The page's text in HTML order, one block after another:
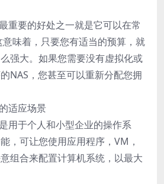
重要的好处之一就是它可以在常
味着，只要您有适当的预算，就
强大。如果您需要没有虚拟化或
NAS，您甚至可以重新分配您拥
适应场景
用于个人和小型企业的操作系
，可让您使用应用程序，VM，
组合来配置计算机系统，以最大